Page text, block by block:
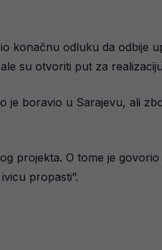
konačnu odluku da odbije
su otvoriti put za
je boravio u Sarajevu, ali
projekta. O tome je
propasti”.